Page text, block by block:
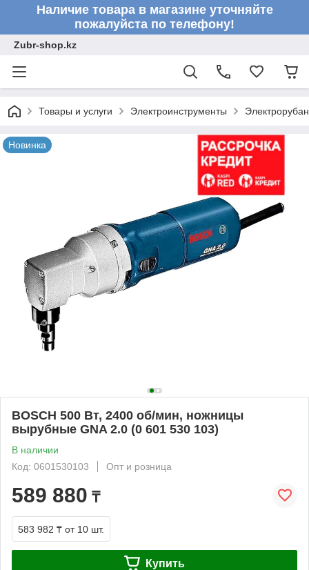
Наличие товара в магазине уточняйте
пожалуйста по телефону!
Zubr-shop.kz
Товары и услуги Электроинструменты
Новинка
BOSCH 500 Bт, 2400 об/мин, ножницы
вырубные GNA 2.0 (0 601 530 103)
В наличии
Код: 0601530103
Опт и розница
589 880 ₸
583 982 ₸ от 10 шт.
Купить